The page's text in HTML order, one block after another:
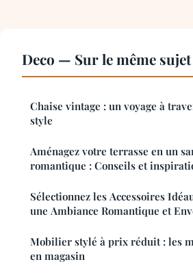
Deco — Sur le même sujet
Chaise vintage : un voyage à
style
Aménagez votre terrasse en un
romantique : Conseils et
Sélectionnez les Accessoires
une Ambiance Romantique et
Mobilier stylé à prix réduit : les
en magasin